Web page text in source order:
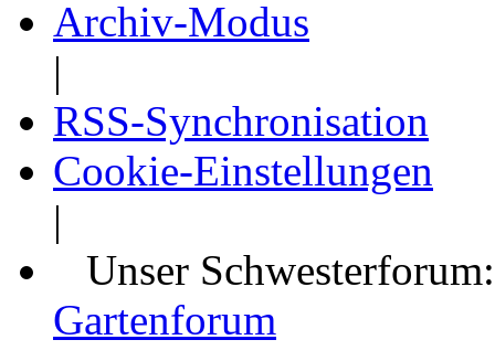
Archiv-Modus
|
RSS-Synchronisation
Cookie-Einstellungen
|
Unser
Gartenforum